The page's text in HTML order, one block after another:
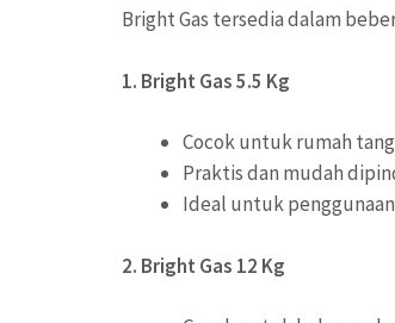
Bright Gas tersedia dalam
1. Bright Gas 5.5 Kg
Cocok untuk rumah
Praktis dan mudah
Ideal untuk
2. Bright Gas 12 Kg